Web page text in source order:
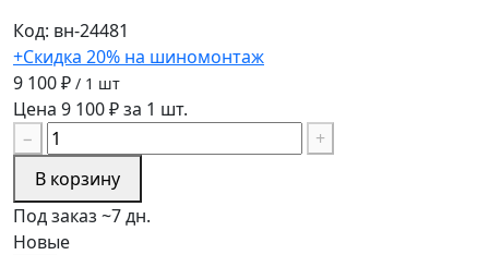
Код: вн-24481
+Скидка 20% на шиномонтаж
9 100 ₽ / 1 шт
Цена 9 100 ₽ за 1 шт.
−
+
В корзину
Под заказ ~7 дн.
Новые